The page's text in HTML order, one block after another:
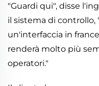
"Guardi qui", disse
il sistema di
un'interfaccia in
renderà molto più
operatori."